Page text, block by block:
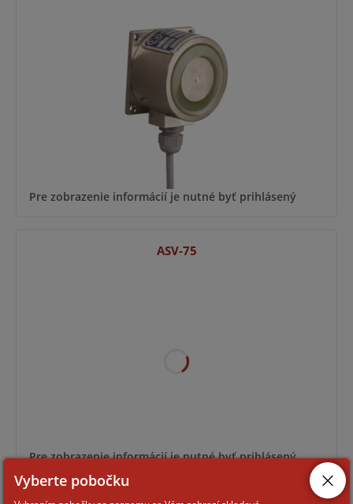
Pre zobrazenie informácií je nutné byť prihlásený
ASV-75
Pre zobrazenie informácií je nutné byť prihlásený
Vyberte pobočku